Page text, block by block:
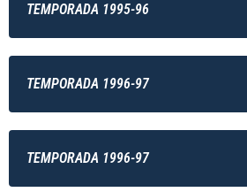
TEMPORADA 1995-96
TEMPORADA 1996-97
TEMPORADA 1996-97